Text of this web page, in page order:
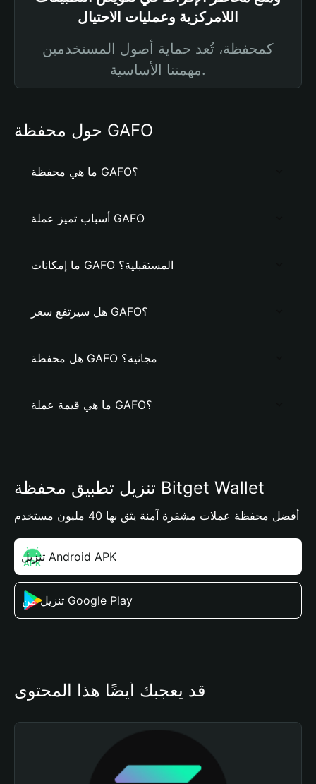
اللامركزية وعمليات الاحتيال
كمحفظة، تُعد حماية أصول المستخدمين
مهمتنا الأساسية.
حول محفظة GAFO
ما هي محفظة GAFO؟
أسباب تميز عملة GAFO
ما إمكانات GAFO المستقبلية؟
هل سيرتفع سعر GAFO؟
هل محفظة GAFO مجانية؟
ما هي قيمة عملة GAFO؟
تنزيل تطبيق محفظة Bitget Wallet
أفضل محفظة عملات مشفرة آمنة يثق بها 40 مليون مستخدم
تنزيل Android APK
تنزيل من Google Play
قد يعجبك أيضًا هذا المحتوى